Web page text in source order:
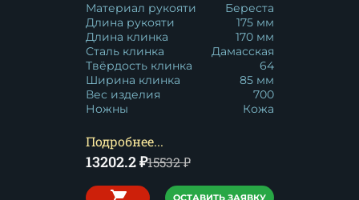
Материал рукояти
Береста
Длина рукояти
175 мм
Длина клинка
170 мм
Сталь клинка
Дамасская
Твёрдость клинка
64
Ширина клинка
85 мм
Вес изделия
700
Ножны
Кожа
Подробнее...
13202.2₽15532₽
ОСТАВИТЬ ЗАЯВКУ